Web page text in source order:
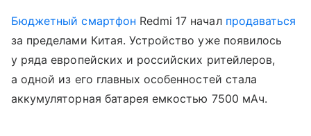
Бюджетный смартфон Redmi 17 начал продаваться
за пределами Китая. Устройство уже появилось
у ряда европейских и российских ритейлеров,
а одной из его главных особенностей стала
аккумуляторная батарея емкостью 7500 мАч.